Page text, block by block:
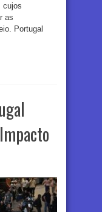
cujos
as
Portugal